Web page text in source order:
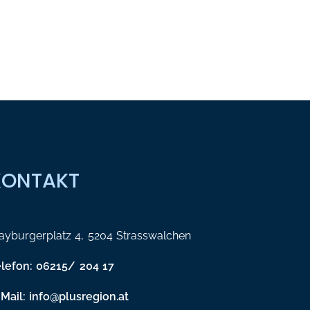
4, 5204 Strasswalchen
06215/ 204 17
info@plusregion.at